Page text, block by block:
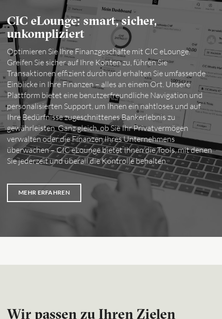
CIC eLounge: smart, sicher,
unkompliziert
Optimieren Sie Ihre Finanzgeschäfte mit CIC eLounge.
Greifen Sie sicher auf Ihre Konten zu, führen Sie
Transaktionen effizient durch und erhalten Sie umfassende
Einblicke in Ihre Finanzen – alles an einem Ort. Unsere
Plattform bietet eine benutzerfreundliche Navigation und
personalisierten Support, um Ihnen ein nahtloses und auf
Ihre Bedürfnisse zugeschnittenes Bankerlebnis zu
gewährleisten. Ganz gleich, ob Sie Ihr Privatvermögen
verwalten oder die Finanzen Ihres Unternehmens
überwachen – CIC eLounge bietet Ihnen die Tools, mit denen
Sie jederzeit und überall die Kontrolle behalten.
MEHR ERFAHREN
Wir passen zu Ihren Zielen